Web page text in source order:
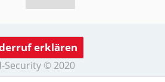
erklären
Security © 2020